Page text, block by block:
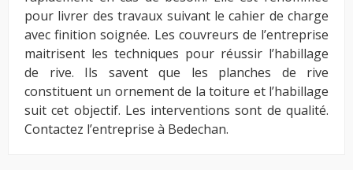
pour livrer des travaux suivant le cahier de charge
avec finition soignée. Les couvreurs de l’entreprise
maitrisent les techniques pour réussir l’habillage
de rive. Ils savent que les planches de rive
constituent un ornement de la toiture et l’habillage
suit cet objectif. Les interventions sont de qualité.
Contactez l’entreprise à Bedechan.